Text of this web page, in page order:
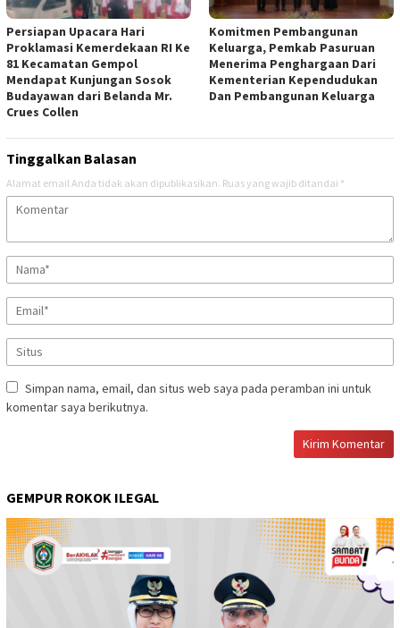
Persiapan Upacara Hari
Proklamasi Kemerdekaan RI Ke
81 Kecamatan Gempol
Mendapat Kunjungan Sosok
Budayawan dari Belanda Mr.
Crues Collen
Komitmen Pembangunan
Keluarga, Pemkab Pasuruan
Menerima Penghargaan Dari
Kementerian Kependudukan
Dan Pembangunan Keluarga
Tinggalkan Balasan
Alamat email Anda tidak akan dipublikasikan. Ruas yang wajib ditandai *
Simpan nama, email, dan situs web saya pada peramban ini untuk
komentar saya berikutnya.
GEMPUR ROKOK ILEGAL